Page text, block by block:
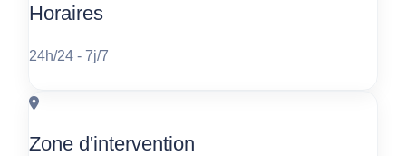
Horaires
24h/24 - 7j/7
Zone d'intervention